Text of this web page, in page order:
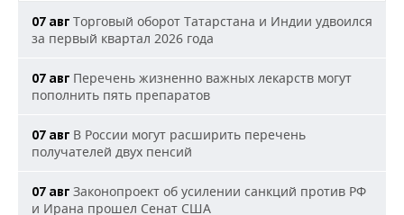
07 авг Торговый оборот Татарстана и Индии удвоился
за первый квартал 2026 года
07 авг Перечень жизненно важных лекарств могут
пополнить пять препаратов
07 авг В России могут расширить перечень
получателей двух пенсий
07 авг Законопроект об усилении санкций против РФ
и Ирана прошел Сенат США